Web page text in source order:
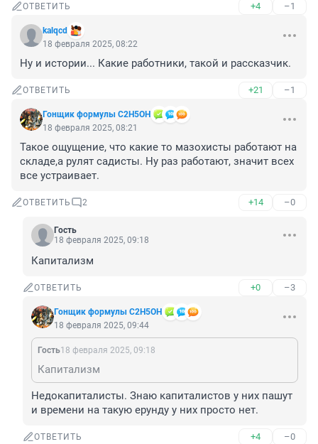
ОТВЕТИТЬ +4 –1
kalqcd
18 февраля 2025, 08:22
Ну и истории... Какие работники, такой и рассказчик.
ОТВЕТИТЬ +21 –1
Гонщик формулы C2H5OH
18 февраля 2025, 08:21
Такое ощущение, что какие то мазохисты работают на
складе,а рулят садисты. Ну раз работают, значит всех
все устраивает.
ОТВЕТИТЬ 2 +14 –0
Гость
18 февраля 2025, 09:18
Капитализм
ОТВЕТИТЬ +0 –3
Гонщик формулы C2H5OH
18 февраля 2025, 09:44
Гость18 февраля 2025, 09:18
Капитализм
Недокапиталисты. Знаю капиталистов у них пашут
и времени на такую ерунду у них просто нет.
ОТВЕТИТЬ +4 –0